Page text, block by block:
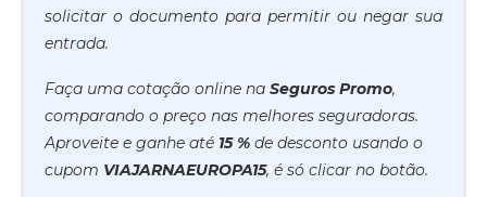
solicitar o documento para permitir ou negar sua
entrada.
Faça uma cotação online na Seguros Promo,
comparando o preço nas melhores seguradoras.
Aproveite e ganhe até 15 % de desconto usando o
cupom VIAJARNAEUROPA15, é só clicar no botão.